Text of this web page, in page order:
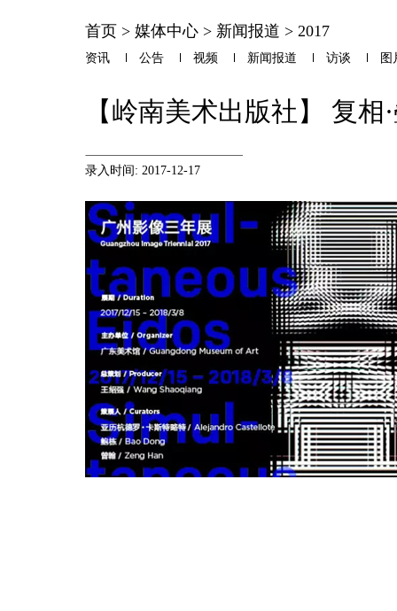
首页 > 媒体中心 > 新闻报道 > 2017
资讯 公告 视频 新闻报道 访谈 图
【岭南美术出版社】 复
录入时间: 2017-12-17